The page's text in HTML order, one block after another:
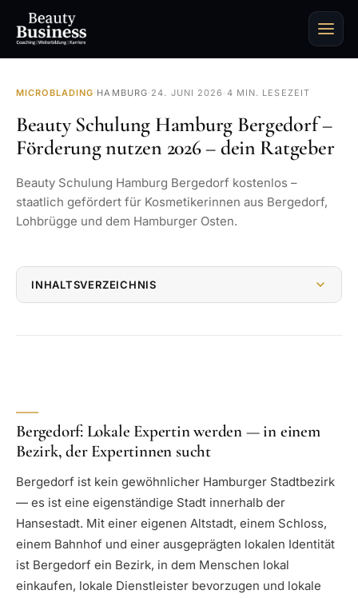
MICROBLADING· HAMBURG· 24. JUNI 2026 · 4 MIN. LESEZEIT
Beauty Schulung Hamburg Bergedorf –
Förderung nutzen 2026 – dein Ratgeber
Beauty Schulung Hamburg Bergedorf kostenlos –
staatlich gefördert für Kosmetikerinnen aus Bergedorf,
Lohbrügge und dem Hamburger Osten.
INHALTSVERZEICHNIS
Bergedorf: Lokale Expertin werden — in einem
Bezirk, der Expertinnen sucht
Bergedorf ist kein gewöhnlicher Hamburger Stadtbezirk
— es ist eine eigenständige Stadt innerhalb der
Hansestadt. Mit einer eigenen Altstadt, einem Schloss,
einem Bahnhof und einer ausgeprägten lokalen Identität
ist Bergedorf ein Bezirk, in dem Menschen lokal
einkaufen, lokale Dienstleister bevorzugen und lokale